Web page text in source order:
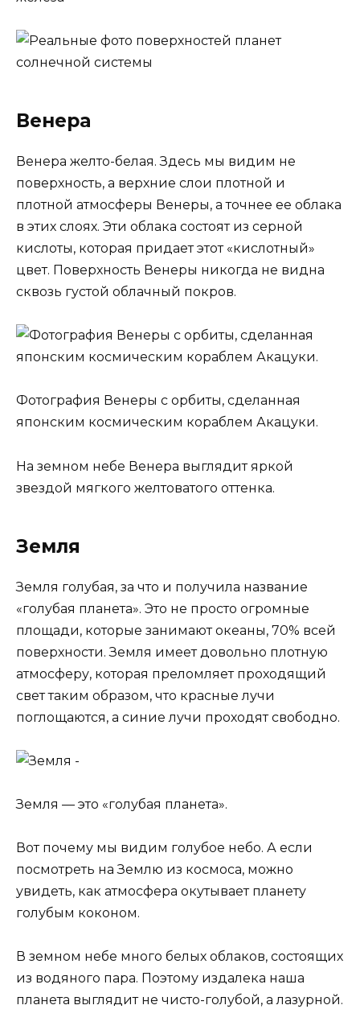
Венера
Венера желто-белая. Здесь мы видим не
поверхность, а верхние слои плотной и
плотной атмосферы Венеры, а точнее ее облака
в этих слоях. Эти облака состоят из серной
кислоты, которая придает этот «кислотный»
цвет. Поверхность Венеры никогда не видна
сквозь густой облачный покров.
Фотография Венеры с орбиты, сделанная
японским космическим кораблем Акацуки.
На земном небе Венера выглядит яркой
звездой мягкого желтоватого оттенка.
Земля
Земля голубая, за что и получила название
«голубая планета». Это не просто огромные
площади, которые занимают океаны, 70% всей
поверхности. Земля имеет довольно плотную
атмосферу, которая преломляет проходящий
свет таким образом, что красные лучи
поглощаются, а синие лучи проходят свободно.
Земля — ​​это «голубая планета».
Вот почему мы видим голубое небо. А если
посмотреть на Землю из космоса, можно
увидеть, как атмосфера окутывает планету
голубым коконом.
В земном небе много белых облаков, состоящих
из водяного пара. Поэтому издалека наша
планета выглядит не чисто-голубой, а лазурной.